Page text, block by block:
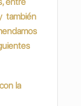
también
la